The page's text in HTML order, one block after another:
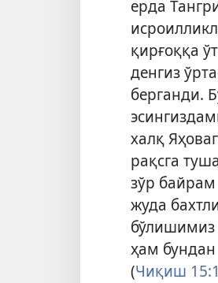
ерда
қирғоққа
денгиз
берганди.
халқ
рақсга
зўр
жуда
ҳам
(Чиқиш